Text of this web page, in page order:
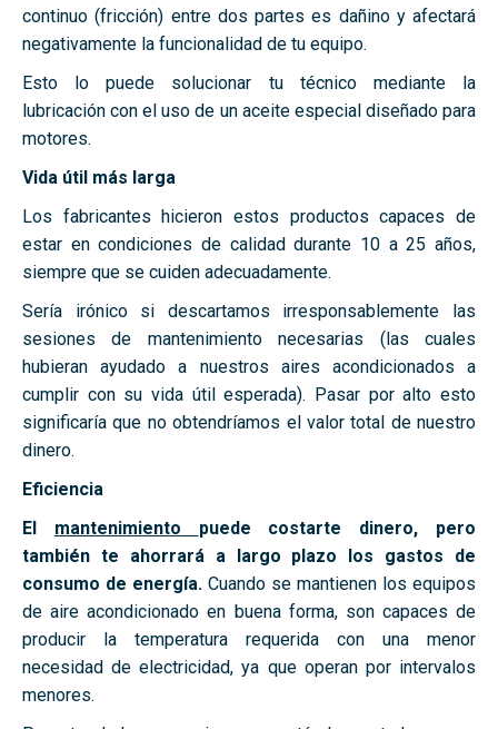
continuo (fricción) entre dos partes es dañino y afectará
negativamente la funcionalidad de tu equipo.
Esto lo puede solucionar tu técnico mediante la
lubricación con el uso de un aceite especial diseñado para
motores.
Vida útil más larga
Los fabricantes hicieron estos productos capaces de
estar en condiciones de calidad durante 10 a 25 años,
siempre que se cuiden adecuadamente.
Sería irónico si descartamos irresponsablemente las
sesiones de mantenimiento necesarias (las cuales
hubieran ayudado a nuestros aires acondicionados a
cumplir con su vida útil esperada). Pasar por alto esto
significaría que no obtendríamos el valor total de nuestro
dinero.
Eficiencia
El mantenimiento puede costarte dinero, pero
también te ahorrará a largo plazo los gastos de
consumo de energía. Cuando se mantienen los equipos
de aire acondicionado en buena forma, son capaces de
producir la temperatura requerida con una menor
necesidad de electricidad, ya que operan por intervalos
menores.